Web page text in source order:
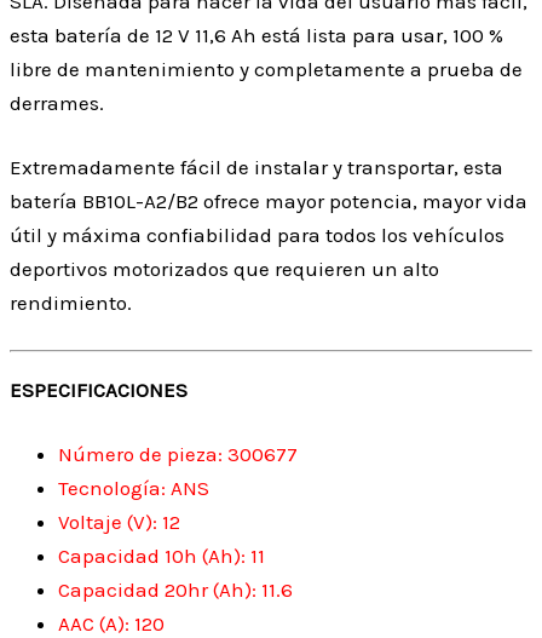
esta batería de 12 V 11,6 Ah está lista para usar, 100 %
libre de mantenimiento y completamente a prueba de
derrames.
Extremadamente fácil de instalar y transportar, esta
batería BB10L-A2/B2 ofrece mayor potencia, mayor vida
útil y máxima confiabilidad para todos los vehículos
deportivos motorizados que requieren un alto
rendimiento.
ESPECIFICACIONES
Número de pieza: 300677
Tecnología: ANS
Voltaje (V): 12
Capacidad 10h (Ah): 11
Capacidad 20hr (Ah): 11.6
AAC (A): 120